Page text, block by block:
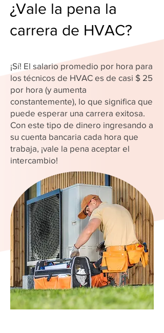
¿Vale la pena la
carrera de HVAC?
¡Sí! El salario promedio por hora para
los técnicos de HVAC es de casi $ 25
por hora (y aumenta
constantemente), lo que significa que
puede esperar una carrera exitosa.
Con este tipo de dinero ingresando a
su cuenta bancaria cada hora que
trabaja, ¡vale la pena aceptar el
intercambio!